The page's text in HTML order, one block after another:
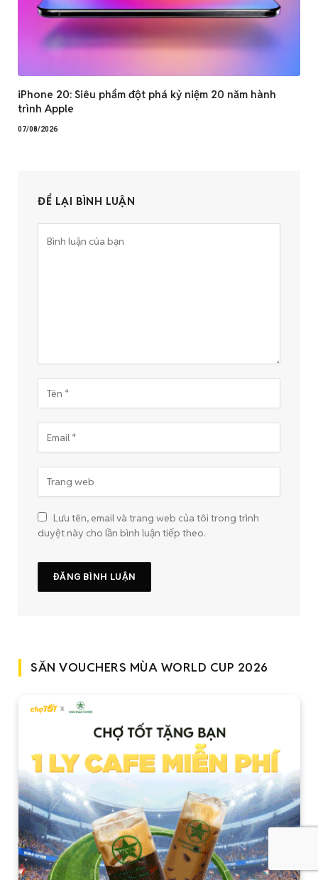
iPhone 20: Siêu phẩm đột phá kỷ niệm 20 năm hành
trình Apple
07/08/2026
ĐỂ LẠI BÌNH LUẬN
Lưu tên, email và trang web của tôi trong trình
duyệt này cho lần bình luận tiếp theo.
SĂN VOUCHERS MÙA WORLD CUP 2026